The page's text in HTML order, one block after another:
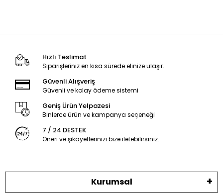
Hızlı Teslimat
Siparişleriniz en kısa sürede elinize ulaşır.
Güvenli Alışveriş
Güvenli ve kolay ödeme sistemi
Geniş Ürün Yelpazesi
Binlerce ürün ve kampanya seçeneği
7 / 24 DESTEK
Öneri ve şikayetlerinizi bize iletebilirsiniz.
Kurumsal